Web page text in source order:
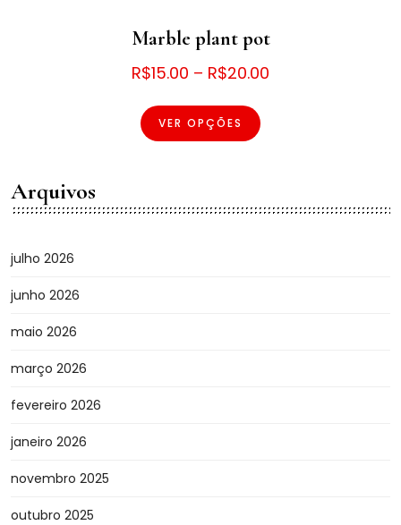
Marble plant pot
R$15.00 – R$20.00
R$20.00
VER OPÇÕES
produto
As
Arquivos
julho 2026
junho 2026
maio 2026
março 2026
fevereiro 2026
janeiro 2026
novembro 2025
outubro 2025